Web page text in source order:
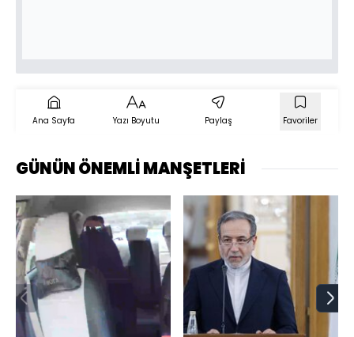
Ana Sayfa Yazı Boyutu Paylaş Favoriler
GÜNÜN ÖNEMLİ MANŞETLERİ